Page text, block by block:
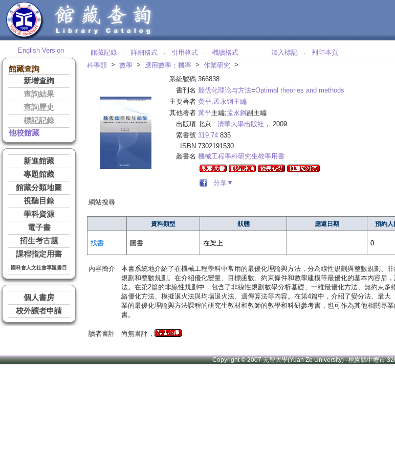
English Version
館藏查詢
新增查詢
查詢結果
查詢歷史
標記記錄
他校館藏
新進館藏
專題館藏
館藏分類地圖
視聽目錄
學科資源
電子書
招生考古題
課程指定用書
國科會人文社會專題書目
個人書房
校外讀者申請
館藏記錄 ‧ 詳細格式 ‧ 引用格式 ‧ 機讀格式 加入標記 ‧
列印本頁
科學類 > 數學 > 應用數學；機率 > 作業研究 >
系統號碼 366838
書刊名 最优化理论与方法=Optimal theories and methods
主要著者 黄平,孟永钢主編
其他著者 黃平主編;孟永鋼副主編
出版項 北京 : 清華大學出版社 ， 2009
索書號 319.74 835
ISBN 7302191530
叢書名 機械工程學科研究生教學用書
分享▼
網站搜尋
資料類型 狀態 應還日期 預約人
找書 圖書 在架上 0
內容簡介
本書系統地介紹了在機械工程學科中常用的最優化理論與方法，分為線性規劃與整數規劃、
規劃和整數規劃。在介紹優化變量、目標函數、約束條件和數學建模等最優化的基本內容
法。在第2篇的非線性規劃中，包含了非線性規劃數學分析基礎、一維最優化方法、無約束
絡優化方法、模擬退火法與均場退火法、遺傳算法等內容。在第4篇中，介紹了變分法、最
業的最優化理論與方法課程的研究生教材和教師的教學和科研參考書，也可作為其他相關專
書。
讀者書評 尚無書評，
Copyright © 2007 元智大學(Yuan Ze University) ‧ 桃園縣中壢市